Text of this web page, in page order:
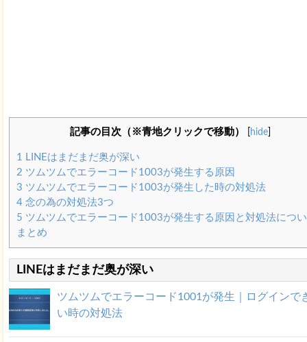
記事の目次（※青地クリックで移動） hide]
1
LINEはまだまだ奥が深い
2 ツムツムでエラーコード1003が発生する原因
3 ツムツムでエラーコード1003が発生した時の対処法
4念の為の対処法3つ
5 ツムツムでエラーコード1003が発生する原因と対処法につ
まとめ
LINEはまだまだ奥が深い
ツムツムでエラーコード1001が発生｜ログインで
い時の対処法